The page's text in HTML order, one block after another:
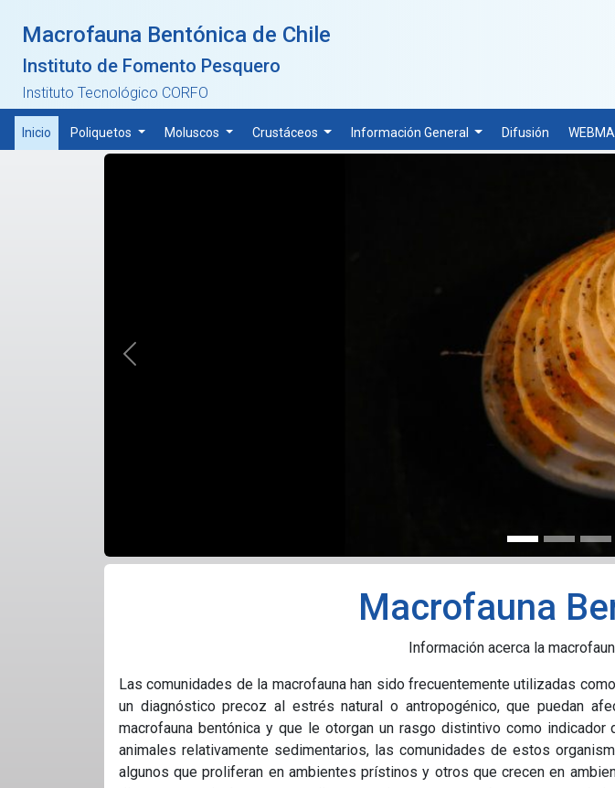
Macrofauna Bentónica de Chile
Instituto de Fomento Pesquero
Instituto Tecnológico CORFO
Inicio Poliquetos Moluscos Crustáceos Información General Difusión
Anterior
Macrofauna
Información acerca la
Las comunidades de la macrofauna han sido frecuentemente utilizadas
un diagnóstico precoz al estrés natural o antropogénico, que puedan
macrofauna bentónica y que le otorgan un rasgo distintivo como
animales relativamente sedimentarios, las comunidades de estos
algunos que proliferan en ambientes prístinos y otros que crecen en